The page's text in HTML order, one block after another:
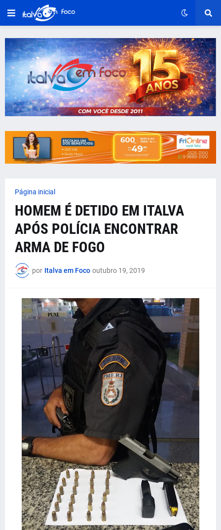
Página inicial
HOMEM É DETIDO EM ITALVA
APÓS POLÍCIA ENCONTRAR
ARMA DE FOGO
por Italva em Foco outubro 19, 2019